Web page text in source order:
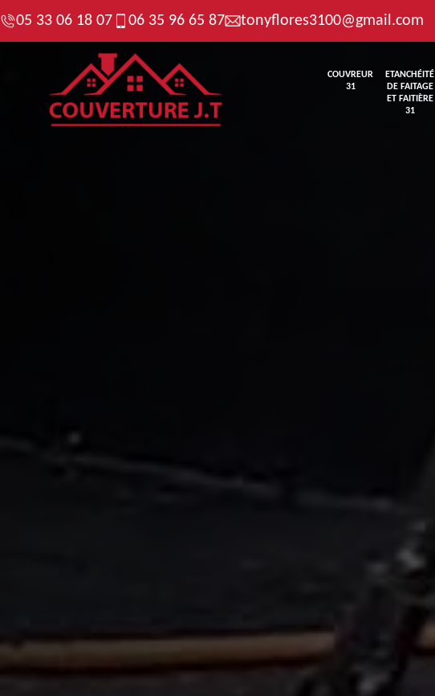
05 33 06 18 07 06 35 96 65 87 tonyflores3100@gmail.com
COUVREUR
31
ETANCHÉITÉ
DE FAITAGE
ET FAITIÈRE
31